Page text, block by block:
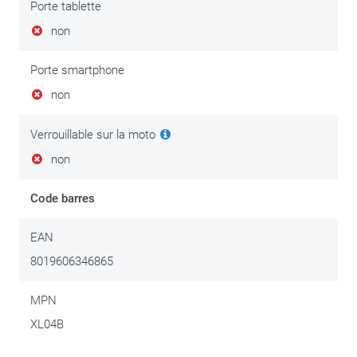
Porte tablette
non
Porte smartphone
non
Verrouillable sur la moto
non
Code barres
EAN
8019606346865
MPN
XL04B